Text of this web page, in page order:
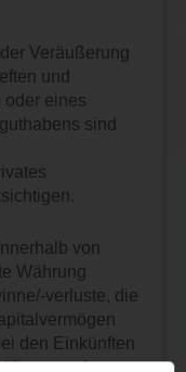
Veräußerung
und
oder eines
sind
von
Währung
verluste, die
den Einkünften
zu erfassen.